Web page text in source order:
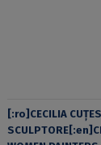
[:ro]CECILIA